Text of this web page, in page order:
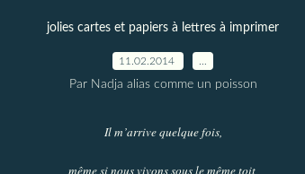
jolies cartes et papiers à lettres à imprimer
11.02.2014
Par Nadja alias comme un poisson
Il m’arrive quelque fois,
même si nous vivons sous le même toit,